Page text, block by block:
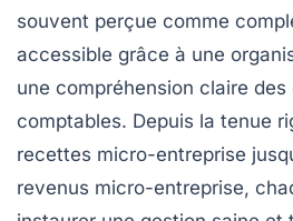
souvent perçue comme
accessible grâce à une
une compréhension claire
comptables. Depuis la tenue
recettes micro-entreprise
revenus micro-entreprise,